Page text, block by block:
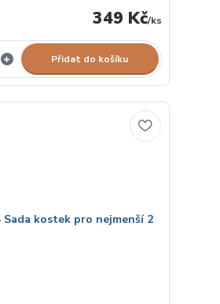
349 Kč/ks
Přidat do košíku